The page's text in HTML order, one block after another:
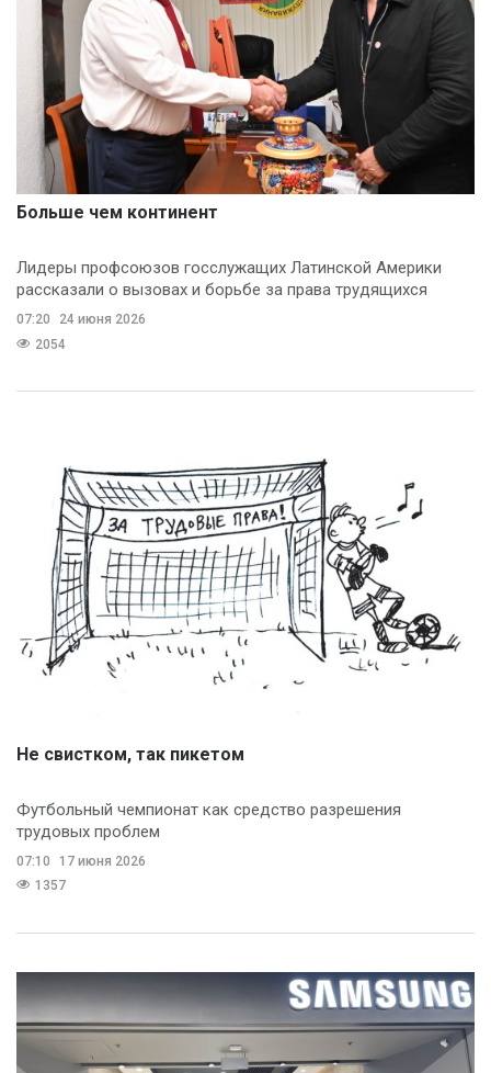
Больше чем континент
Лидеры профсоюзов госслужащих Латинской Америки
рассказали о вызовах и борьбе за права трудящихся
07:20
24 июня 2026
2054
Не свистком, так пикетом
Футбольный чемпионат как средство разрешения
трудовых проблем
07:10
17 июня 2026
1357